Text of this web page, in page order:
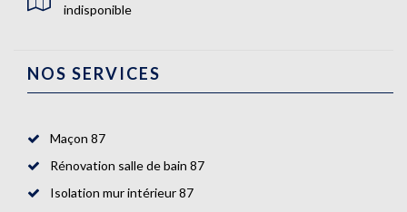
indisponible
NOS SERVICES
Maçon 87
Rénovation salle de bain 87
Isolation mur intérieur 87